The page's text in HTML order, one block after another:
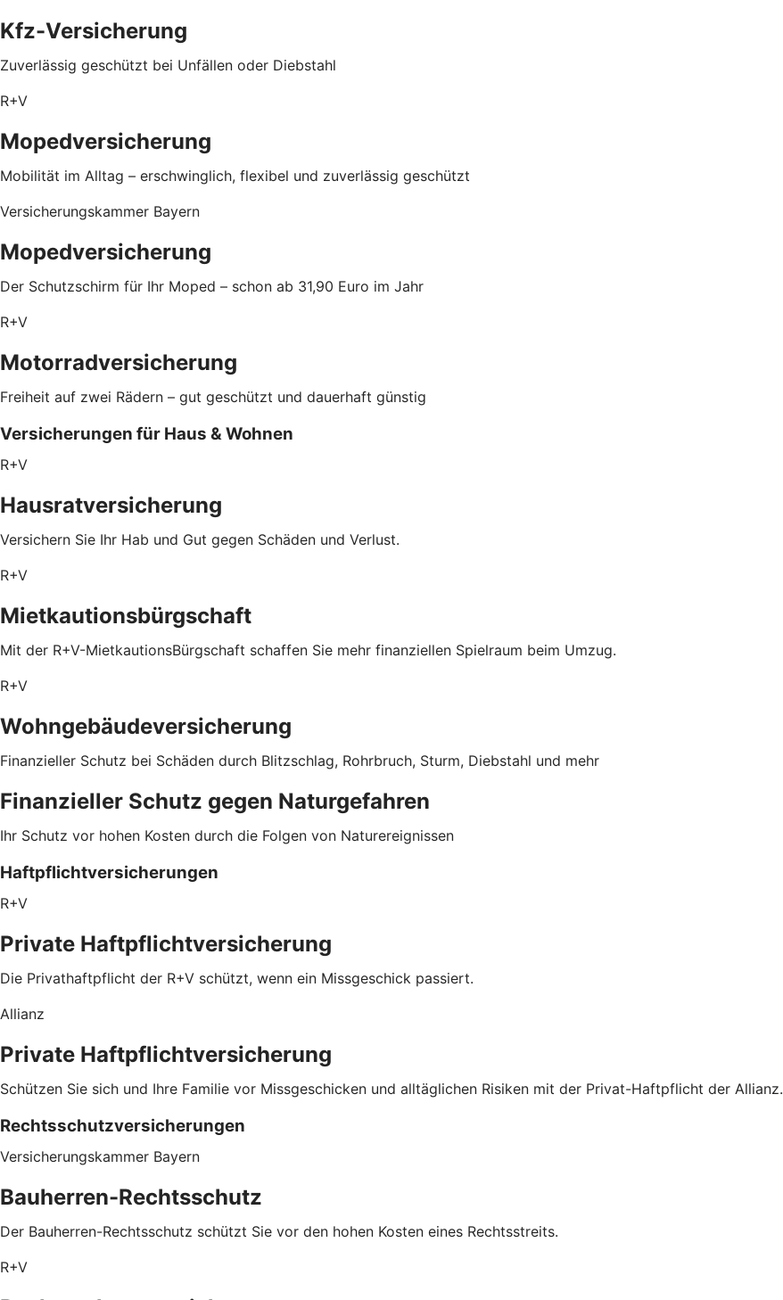
Kfz-Versicherung
Zuverlässig geschützt bei Unfällen oder Diebstahl
R+V
Mopedversicherung
Mobilität im Alltag – erschwinglich, flexibel und zuverlässig geschützt
Versicherungskammer Bayern
Mopedversicherung
Der Schutzschirm für Ihr Moped – schon ab 31,90 Euro im Jahr
R+V
Motorradversicherung
Freiheit auf zwei Rädern – gut geschützt und dauerhaft günstig
Versicherungen für Haus & Wohnen
R+V
Hausratversicherung
Versichern Sie Ihr Hab und Gut gegen Schäden und Verlust.
R+V
Mietkautionsbürgschaft
Mit der R+V-MietkautionsBürgschaft schaffen Sie mehr finanziellen Spielraum beim Umzug.
R+V
Wohngebäudeversicherung
Finanzieller Schutz bei Schäden durch Blitzschlag, Rohrbruch, Sturm, Diebstahl und mehr
Finanzieller Schutz gegen Naturgefahren
Ihr Schutz vor hohen Kosten durch die Folgen von Naturereignissen
Haftpflichtversicherungen
R+V
Private Haftpflichtversicherung
Die Privathaftpflicht der R+V schützt, wenn ein Missgeschick passiert.
Allianz
Private Haftpflichtversicherung
Schützen Sie sich und Ihre Familie vor Missgeschicken und alltäglichen Risiken mit der Privat-Haftpflicht der Allianz.
Rechtsschutzversicherungen
Versicherungskammer Bayern
Bauherren-Rechtsschutz
Der Bauherren-Rechtsschutz schützt Sie vor den hohen Kosten eines Rechtsstreits.
R+V